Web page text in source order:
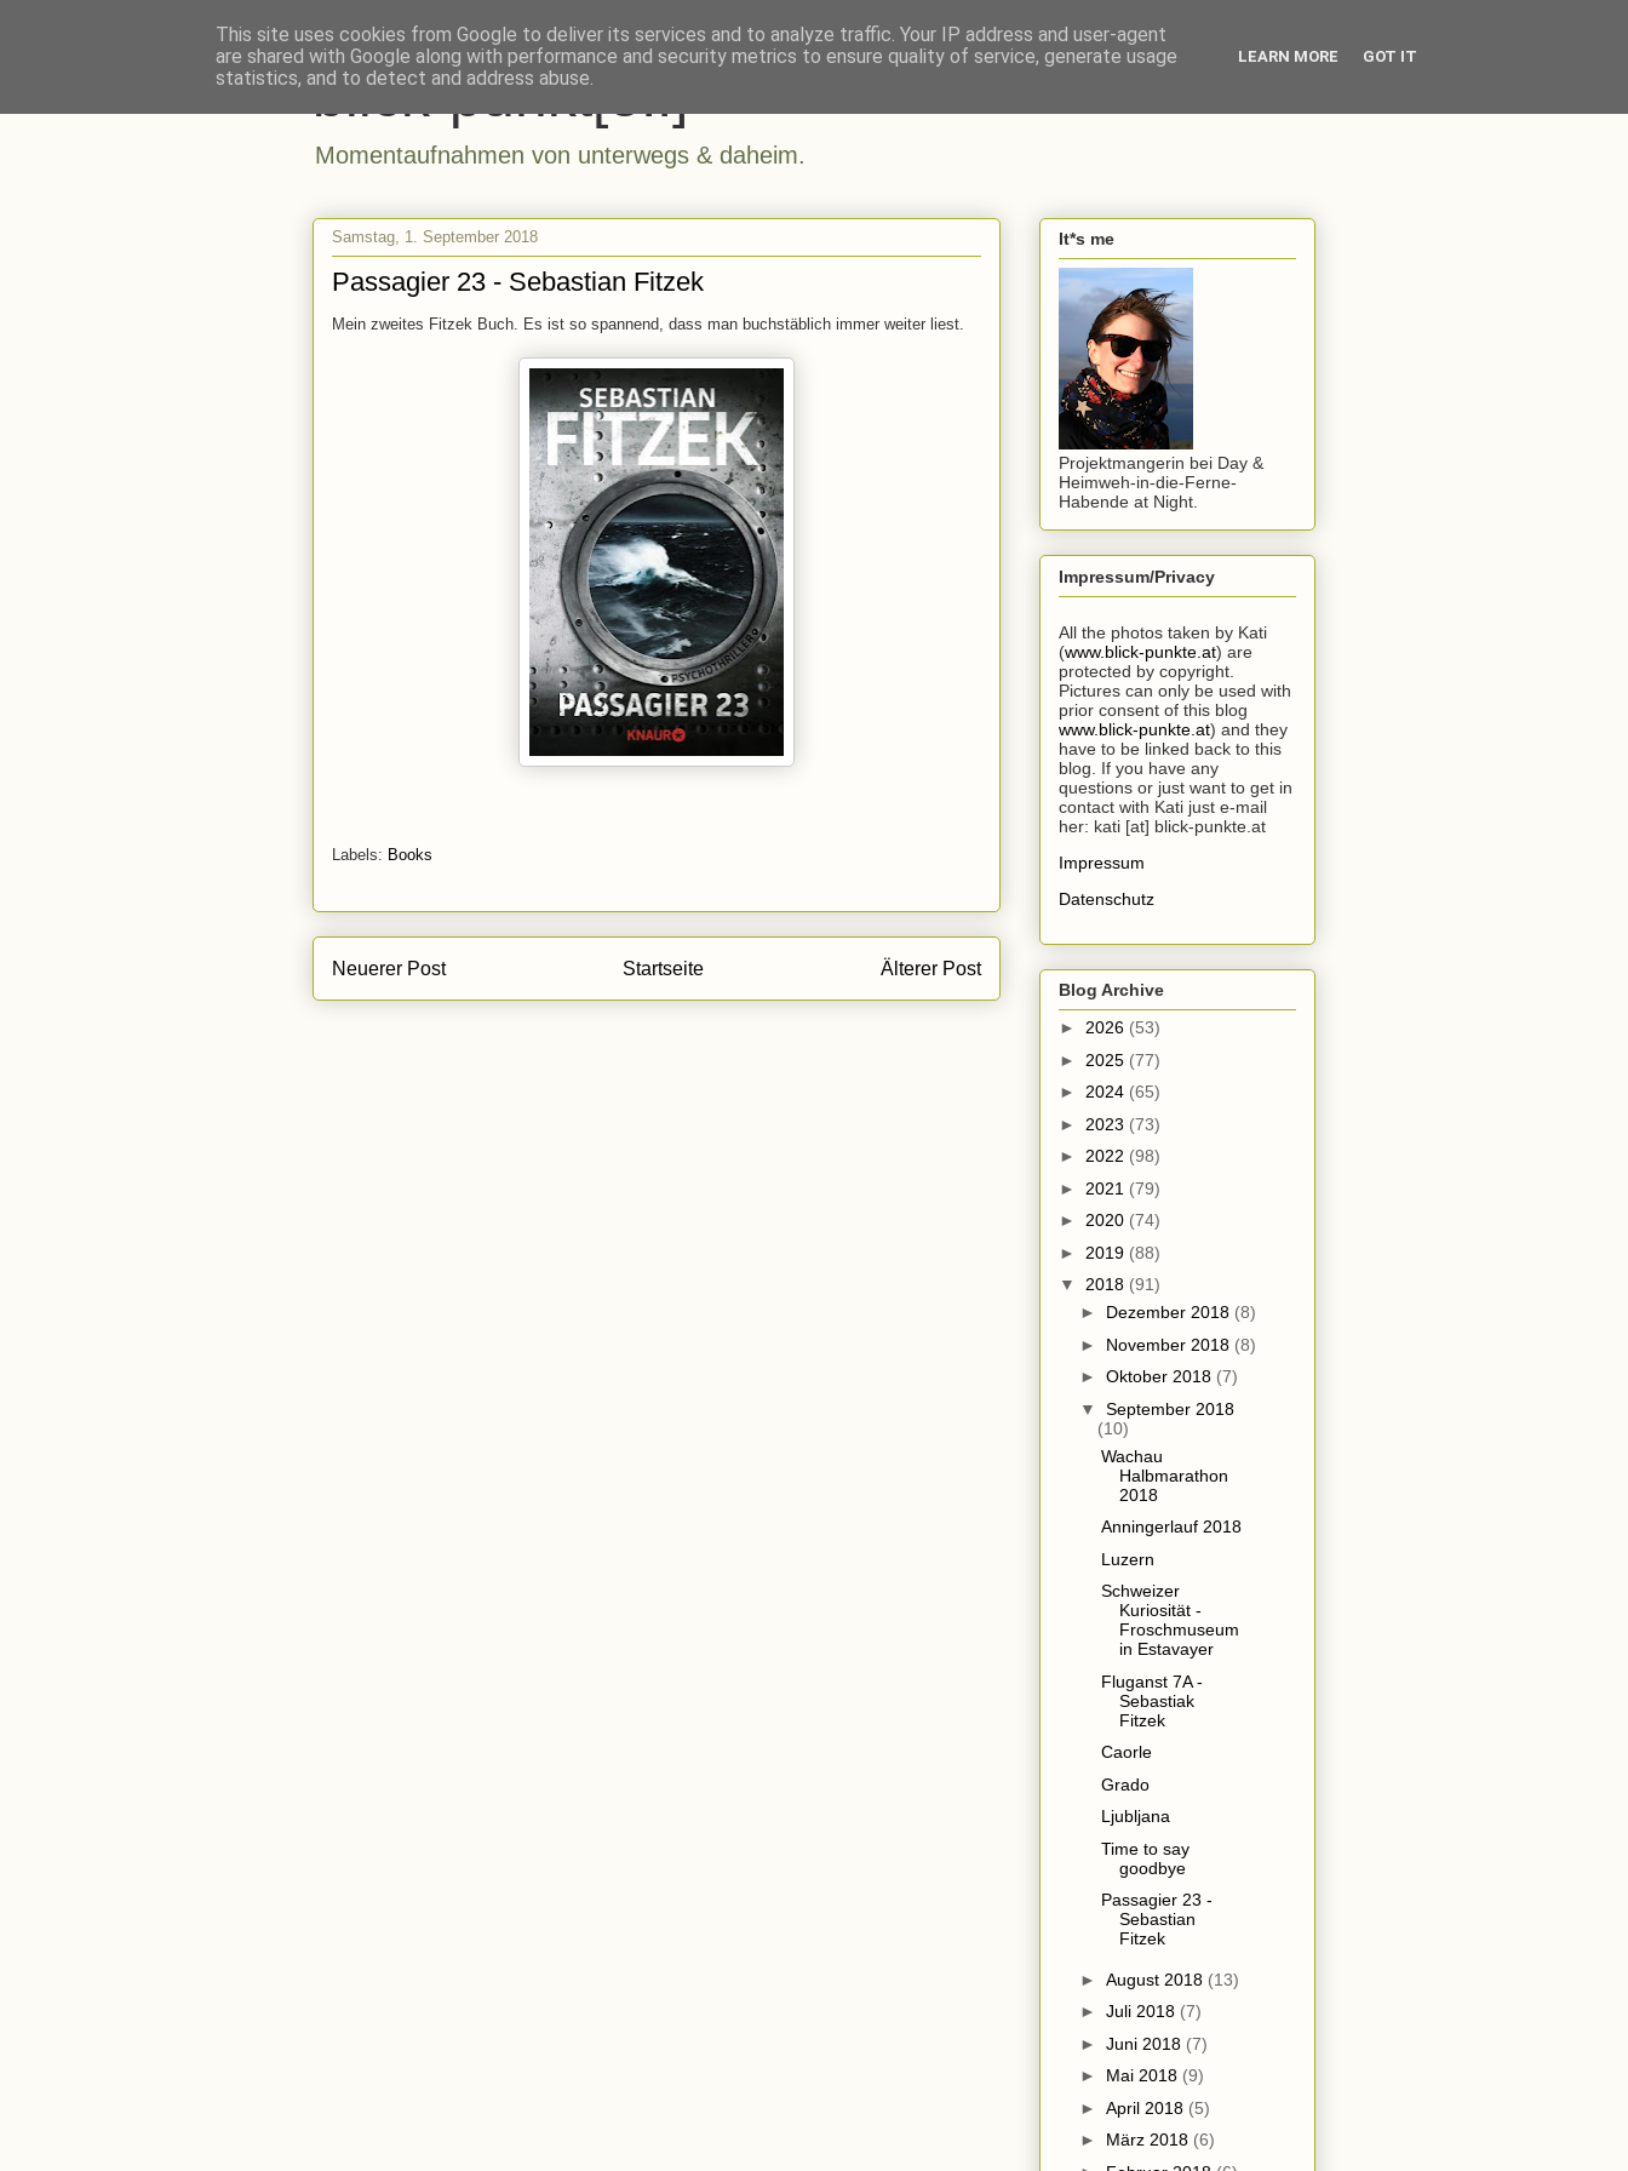
blick-punkt[e..]
Momentaufnahmen von unterwegs & daheim.
Samstag, 1. September 2018
Passagier 23 - Sebastian Fitzek
Mein zweites Fitzek Buch. Es ist so spannend, dass man buchstäblich immer weiter liest.
Labels: Books
Neuerer Post Älterer Post
Startseite
It*s me
Projektmangerin bei Day &
Heimweh-in-die-Ferne-
Habende at Night.
Impressum/Privacy
All the photos taken by Kati
(www.blick-punkte.at) are
protected by copyright.
Pictures can only be used with
prior consent of this blog
www.blick-punkte.at) and they
have to be linked back to this
blog. If you have any
questions or just want to get in
contact with Kati just e-mail
her: kati [at] blick-punkte.at
Impressum
Datenschutz
Blog Archive
► 2026 (53)
► 2025 (77)
► 2024 (65)
► 2023 (73)
► 2022 (98)
► 2021 (79)
► 2020 (74)
► 2019 (88)
▼ 2018 (91)
► Dezember 2018 (8)
► November 2018 (8)
► Oktober 2018 (7)
▼ September 2018
(10)
Wachau
Halbmarathon
2018
Anningerlauf 2018
Luzern
Schweizer
Kuriosität -
Froschmuseum
in Estavayer
Fluganst 7A -
Sebastiak
Fitzek
Caorle
Grado
Ljubljana
Time to say
goodbye
Passagier 23 -
Sebastian
Fitzek
► August 2018 (13)
► Juli 2018 (7)
► Juni 2018 (7)
► Mai 2018 (9)
► April 2018 (5)
► März 2018 (6)
This site uses cookies from Google to deliver its services and to analyze traffic. Your IP address and user-agent
are shared with Google along with performance and security metrics to ensure quality of service, generate usage
statistics, and to detect and address abuse.
LEARN MORE GOT IT